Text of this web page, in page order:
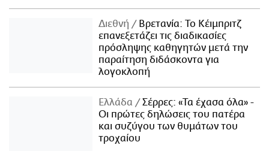
Διεθνή
Βρετανία: Το Κέιμπριτζ
επανεξετάζει τις διαδικασίες
πρόσληψης καθηγητών μετά την
παραίτηση διδάσκοντα για
λογοκλοπή
Ελλάδα
Σέρρες: «Τα έχασα όλα» -
Οι πρώτες δηλώσεις του πατέρα
και συζύγου των θυμάτων του
τροχαίου